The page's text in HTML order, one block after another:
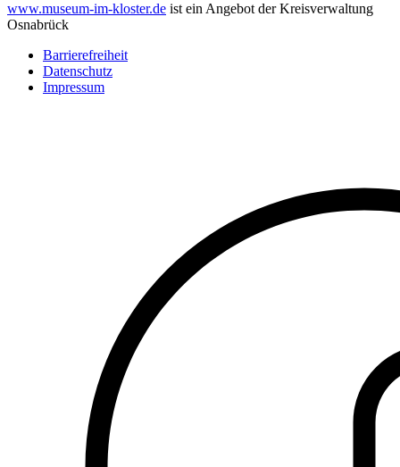
www.museum-im-kloster.de ist ein Angebot der Kreisverwaltung
Osnabrück
Fußzeile
Barrierefreiheit
Datenschutz
Impressum